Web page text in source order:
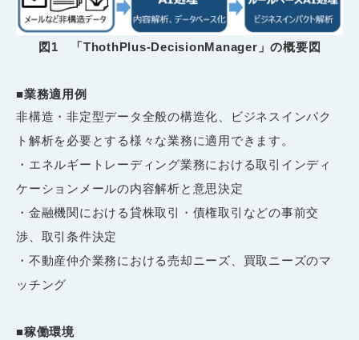
図1 「ThothPlus-DecisionManager」の概要図
■業務適用例
非構造・非定型データ全般の構造化、ビジネスインパク
ト解析を必要とする様々な業務に適用できます。
・エネルギートレーディング業務における取引インディ
ケーションメールの内容解析と意思決定
・金融機関における貸株取引・債権取引などの事前交
渉、取引条件決定
・不動産仲介業務における売却ニーズ、買取ニーズのマ
ッチング
■稼働環境